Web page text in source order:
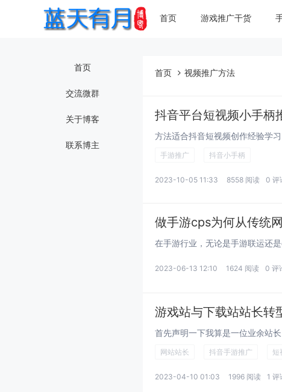
首页 游戏推广干货
首页
交流微群
关于博客
联系博主
首页 视频推广方法
抖音平台短视频小手柄
手游推广 抖音小手柄
2023-10-05 11:33 8558 阅读 0 评
做手游cps为何从传统
2023-06-13 12:10 1624 阅读 0 评
游戏站与下载站站长转
网站站长 抖音手游推广 短
2023-04-10 01:03 1996 阅读 1 评